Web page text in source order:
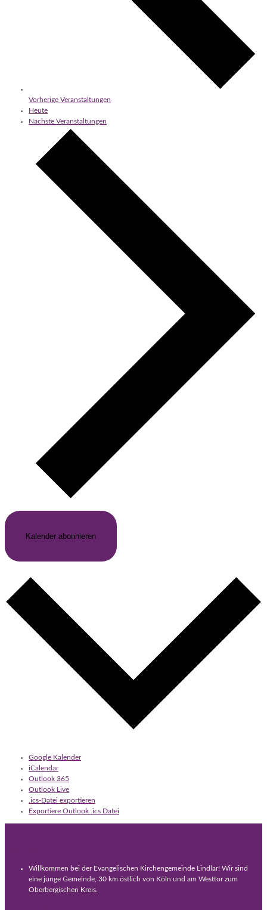
Vorherige Veranstaltungen
Heute
Nächste Veranstaltungen
Kalender abonnieren
Google Kalender
iCalendar
Outlook 365
Outlook Live
.ics-Datei exportieren
Exportiere Outlook .ics Datei
Willkommen bei der Evangelischen Kirchengemeinde Lindlar! Wir sind
eine junge Gemeinde, 30 km östlich von Köln und am Westtor zum
Oberbergischen Kreis.